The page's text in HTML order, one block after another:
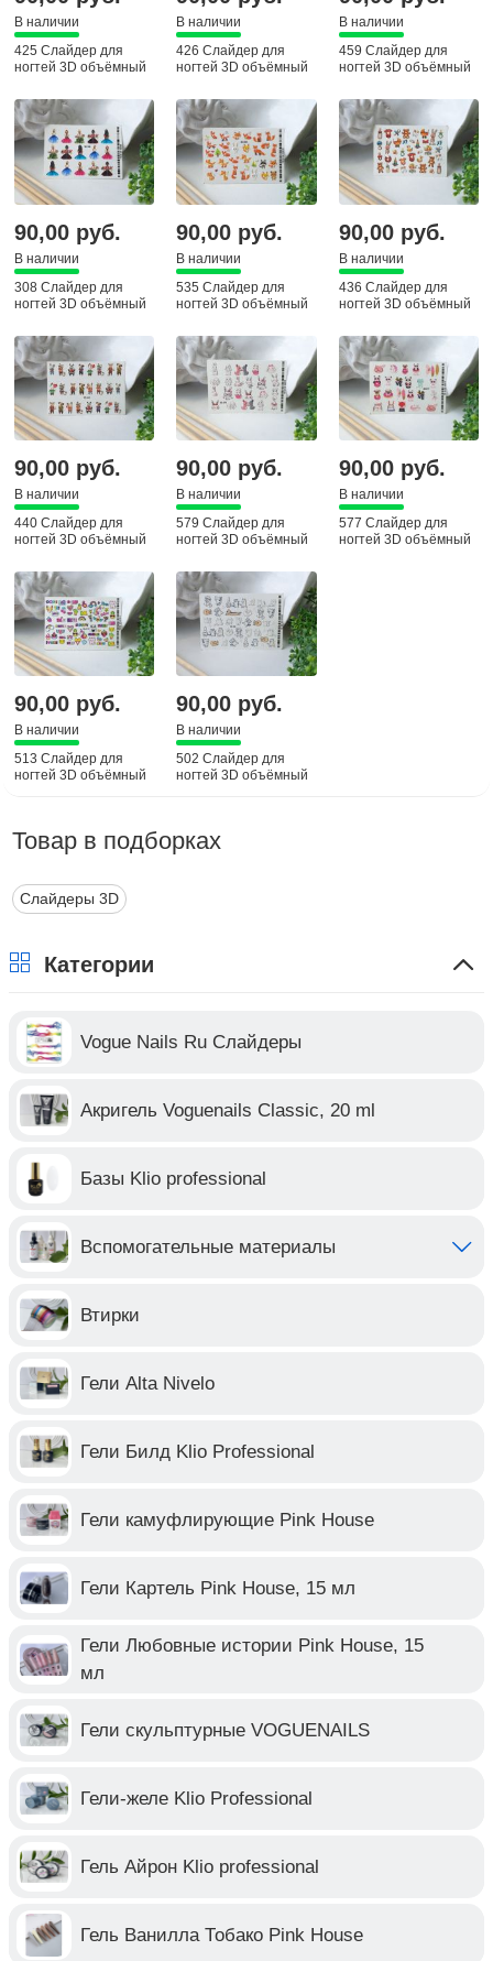
В наличии
425 Слайдер для
ногтей 3D объёмный
В наличии
426 Слайдер для
ногтей 3D объёмный
В наличии
459 Слайдер для
ногтей 3D объёмный
90,00 руб.
В наличии
308 Слайдер для
ногтей 3D объёмный
90,00 руб.
В наличии
535 Слайдер для
ногтей 3D объёмный
90,00 руб.
В наличии
436 Слайдер для
ногтей 3D объёмный
90,00 руб.
В наличии
440 Слайдер для
ногтей 3D объёмный
90,00 руб.
В наличии
579 Слайдер для
ногтей 3D объёмный
90,00 руб.
В наличии
577 Слайдер для
ногтей 3D объёмный
90,00 руб.
В наличии
513 Слайдер для
ногтей 3D объёмный
90,00 руб.
В наличии
502 Слайдер для
ногтей 3D объёмный
Товар в подборках
Слайдеры 3D
Категории
Vogue Nails Ru Слайдеры
Акригель Voguenails Classic, 20 ml
Базы Klio professional
Вспомогательные материалы
Втирки
Гели Alta Nivelo
Гели Билд Klio Professional
Гели камуфлирующие Pink House
Гели Картель Pink House, 15 мл
Гели Любовные истории Pink House, 15
мл
Гели скульптурные VOGUENAILS
Гели-желе Klio Professional
Гель Айрон Klio professional
Гель Ванилла Тобако Pink House